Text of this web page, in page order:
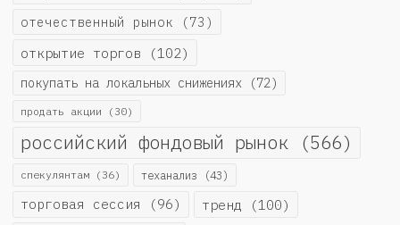
отечественный рынок (73)
открытие торгов (102)
покупать на локальных снижениях (72)
продать акции (30)
российский фондовый рынок (566)
спекулянтам (36) теханализ (43)
торговая сессия (96) тренд (100)